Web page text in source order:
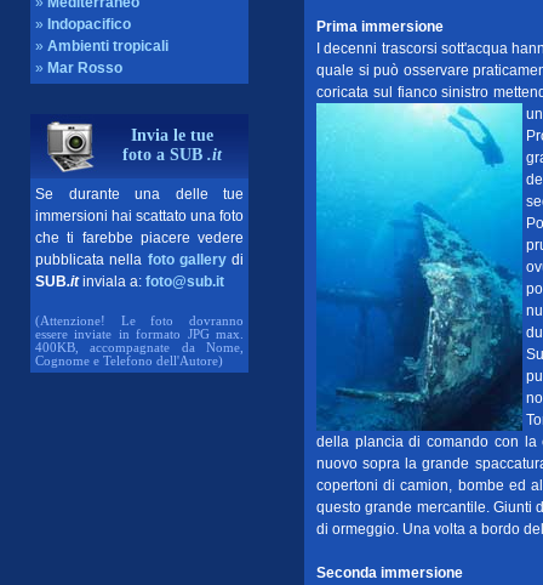
» Indopacifico
» Ambienti tropicali
» Mar Rosso
Invia le tue
foto a SUB .it
Se durante una delle tue
immersioni hai scattato una foto
che ti farebbe piacere vedere
pubblicata nella foto gallerydi
SUB.itinviala a: foto@sub.it
(Attenzione! Le foto dovranno
essere inviate in formato JPG max.
400KB, accompagnate da Nome,
Cognome e Telefono dell'Autore)
Prima immersione
I decenni trascorsi sott'acqua
quale si può osservare
coricata sul fianco sinistro
della plancia di comando con la
nuovo sopra la grande
copertoni di camion, bombe ed
questo grande mercantile. Giunti
di ormeggio. Una volta a bordo
Seconda immersione